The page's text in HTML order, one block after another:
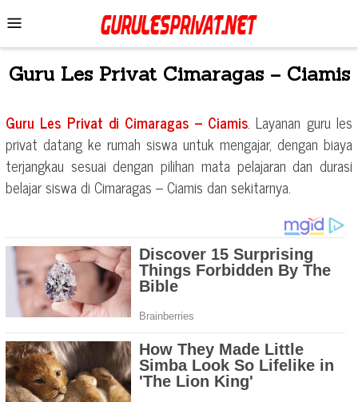
to
contentMenu
Guru Les Privat Cimaragas – Ciamis
Guru Les Privat di Cimaragas – Ciamis. Layanan guru les
privat datang ke rumah siswa untuk mengajar, dengan biaya
terjangkau sesuai dengan pilihan mata pelajaran dan durasi
belajar siswa di Cimaragas – Ciamis dan sekitarnya.